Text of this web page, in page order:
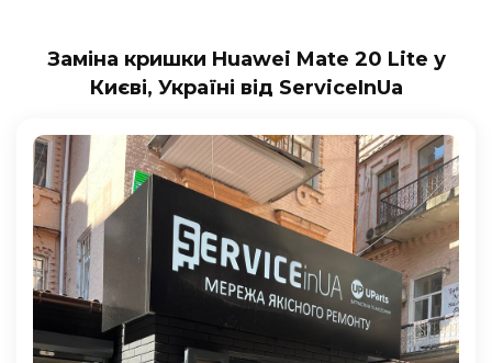
Заміна кришки Huawei Mate 20 Lite у
Києві, Україні від ServiceInUa